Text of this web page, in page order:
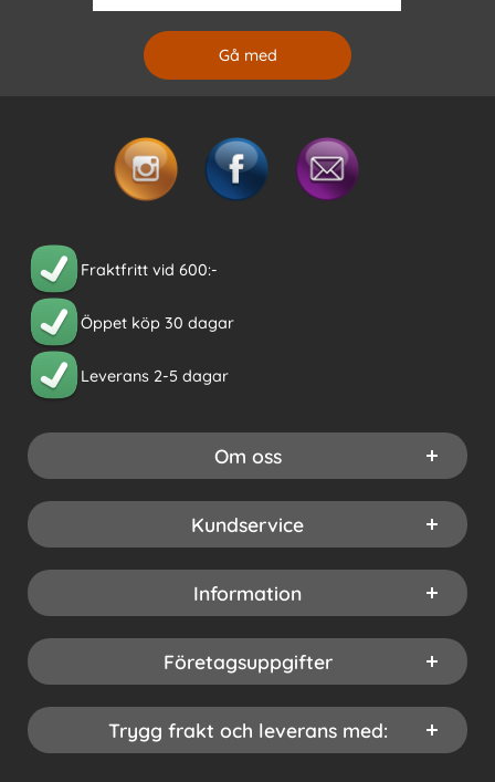
Fraktfritt vid 600:-
Öppet köp 30 dagar
Leverans 2-5 dagar
Om oss
Kundservice
Information
Företagsuppgifter
Trygg frakt och leverans med: